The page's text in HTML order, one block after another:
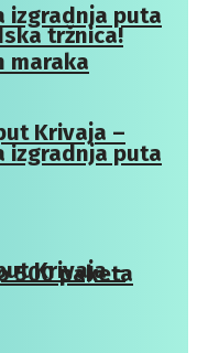
izgradnja puta
Krivaja –
500 paketa
tržnica!
maraka
izgradnja puta
Krivaja –